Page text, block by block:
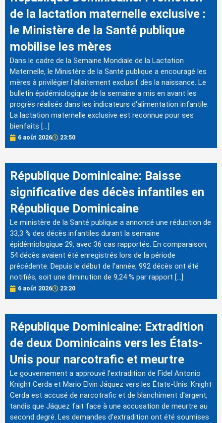
de la lactation maternelle exclusive :
le Ministère de la Santé publique
mobilise les mères
Dans le cadre de la Semaine Mondiale de la Lactation
Maternelle, le Ministère de la Santé publique a encouragé les
mères à privilégier l'allaitement exclusif dès la naissance. Le
bulletin épidémiologique de la semaine a mis en avant les
progrès réalisés dans les indicateurs d'alimentation infantile.
La lactation maternelle exclusive est reconnue pour ses
bienfaits […]
6 août 2026 23:50
République Dominicaine: Baisse
significative des décès infantiles en
République Dominicaine
Le ministère de la Santé publique a annoncé une réduction de
33,3 % des décès infantiles durant la semaine
épidémiologique 29, avec 36 cas rapportés. En comparaison,
54 décès avaient été enregistrés lors de la période
précédente. Depuis le début de l'année, 992 décès ont été
notifiés, soit une diminution de 9,24 % par rapport […]
6 août 2026 23:20
République Dominicaine: Extradition
de deux Dominicains vers les États-
Unis pour narcotrafic et meurtre
Le gouvernement a approuvé l'extradition de Fidel Antonio
Knight Cerda et Mario Elvin Jáquez vers les États-Unis. Knight
Cerda est accusé de narcotrafic et de blanchiment d'argent,
tandis que Jáquez fait face à une accusation de meurtre au
second degré. Les demandes d'extradition ont été soumises